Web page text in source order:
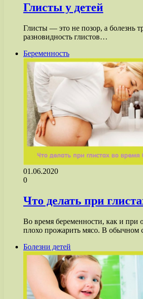
Глисты у детей
Глисты — это не позор, а болезнь
разновидность глистов…
Беременность
01.06.2020
0
Что делать при
Во время беременности, как и при
плохо прожарить мясо. В обычном
Болезни детей